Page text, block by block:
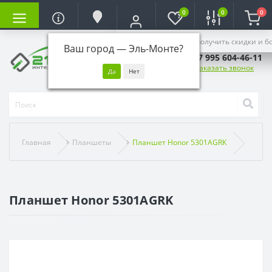
Ваш город —Эль-Монте?
Войдите, чтобы получить скидки и
0 0 0
+7 995 604-46-11
Заказать звонок
Главная Планшеты Планшет Honor 5301AGRK
Планшет Honor 5301AGRK